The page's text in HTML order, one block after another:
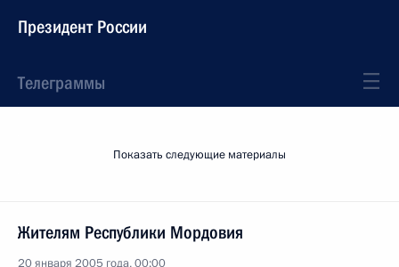
Президент России
Телеграммы
Показать следующие материалы
Жителям Республики Мордовия
20 января 2005 года, 00:00